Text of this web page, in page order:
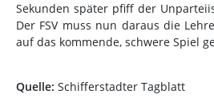
Sekunden später pfiff der
Der FSV muss nun daraus die
auf das kommende, schwere Spiel
Quelle: Schifferstadter Tagblatt